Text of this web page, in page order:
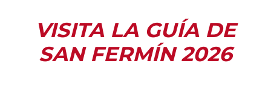
VISITA LA GUÍA DE
SAN FERMÍN 2026